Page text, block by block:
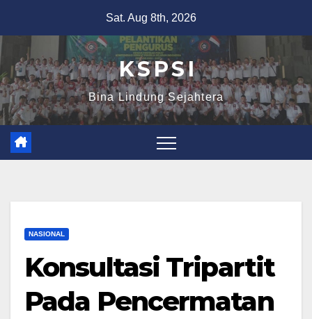
Sat. Aug 8th, 2026
K S P S I
Bina Lindung Sejahtera
NASIONAL
Konsultasi Tripartit
Pada Pencermatan